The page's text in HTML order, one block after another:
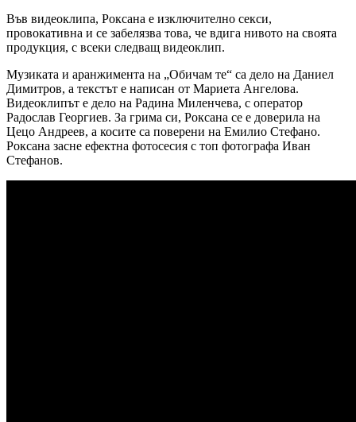
Във видеоклипа, Роксана е изключително секси,
провокативна и се забелязва това, че вдига нивото на своята
продукция, с всеки следващ видеоклип.
Музиката и аранжимента на „Обичам те“ са дело на Даниел
Димитров, а текстът е написан от Мариета Ангелова.
Видеоклипът е дело на Радина Миленчева, с оператор
Радослав Георгиев. За грима си, Роксана се е доверила на
Цецо Андреев, а косите са поверени на Емилио Стефано.
Роксана засне ефектна фотосесия с топ фотографа Иван
Стефанов.